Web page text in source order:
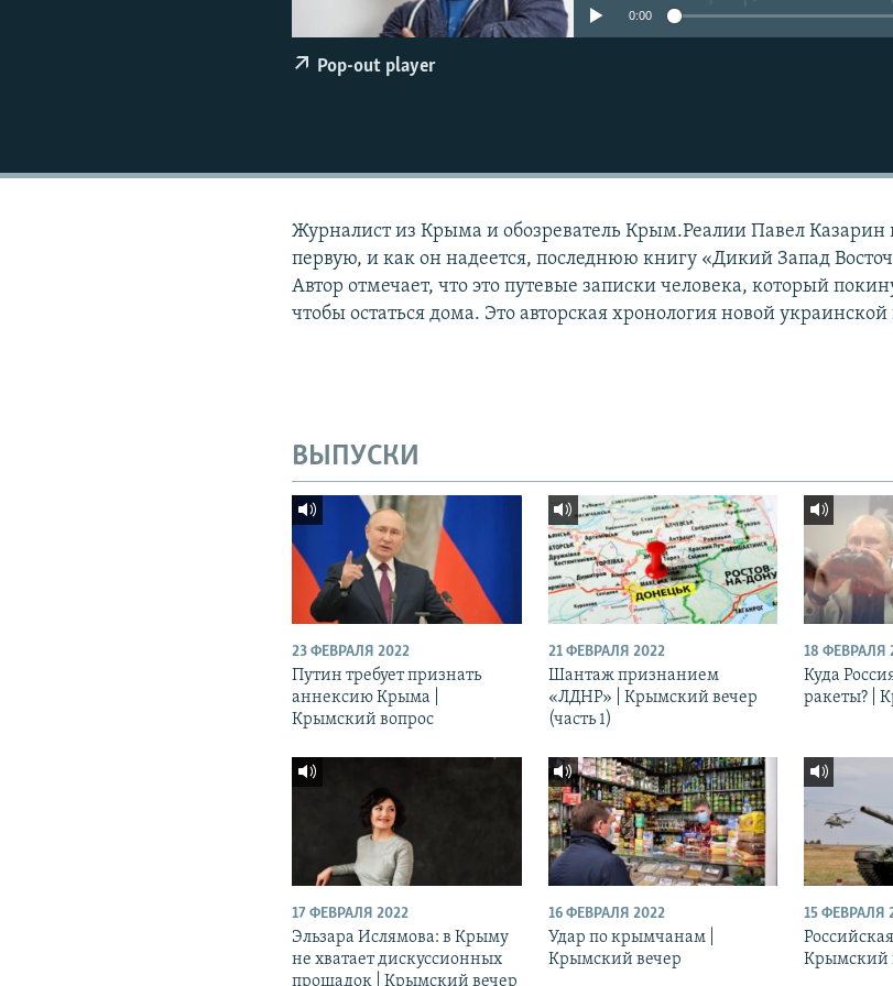
0:00
Pop-out player
Журналист из Крыма и обозреватель Крым.Реалии Павел Казарин
первую, и как он надеется, последнюю книгу «Дикий Запад
Автор отмечает, что это путевые записки человека, который
чтобы остаться дома. Это авторская хронология новой
ВЫПУСКИ
23 ФЕВРАЛЯ 2022
Путин требует признать
аннексию Крыма |
Крымский вопрос
21 ФЕВРАЛЯ 2022
Шантаж признанием
«ЛДНР» | Крымский вечер
(часть 1)
18 ФЕВРАЛЯ
Куда
ракеты? |
17 ФЕВРАЛЯ 2022
Эльзара Ислямова: в Крыму
не хватает дискуссионных
прощадок | Крымский вечер
16 ФЕВРАЛЯ 2022
Удар по крымчанам |
Крымский вечер
15 ФЕВРАЛЯ
Крымский